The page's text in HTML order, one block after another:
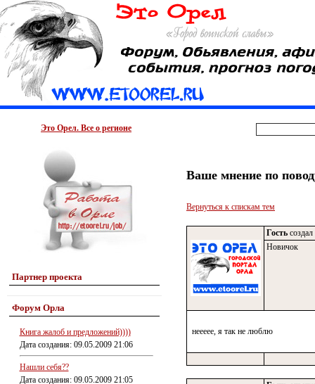
Это Орел. Все о регионе
Партнер проекта
Форум Орла
Книга жалоб и предложений))))
Дата создания: 09.05.2009 21:06
Нашли себя??
Дата создания: 09.05.2009 21:05
Ваше мнение по
Вернуться к спискам тем
Гость
Новичок
неееее, я так не люблю